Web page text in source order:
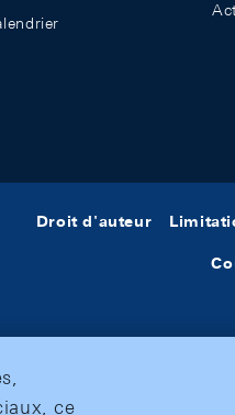
Droit d'auteur
ce